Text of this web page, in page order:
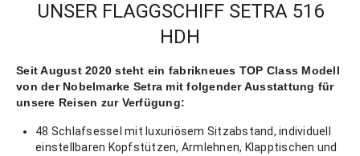
UNSER FLAGGSCHIFF SETRA 516
HDH
Seit August 2020 steht ein fabrikneues TOP Class Modell
von der Nobelmarke Setra mit folgender Ausstattung für
unsere Reisen zur Verfügung:
48 Schlafsessel mit luxuriösem Sitzabstand, individuell
einstellbaren Kopfstützen, Armlehnen, Klapptischen und